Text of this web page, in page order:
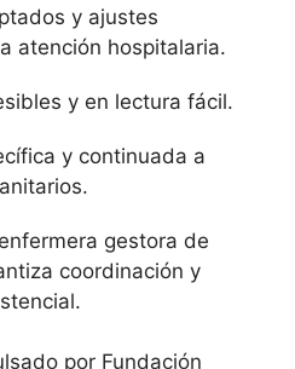
y ajustes
atención hospitalaria.
y en lectura fácil.
y continuada a
gestora de
coordinación y
por Fundación